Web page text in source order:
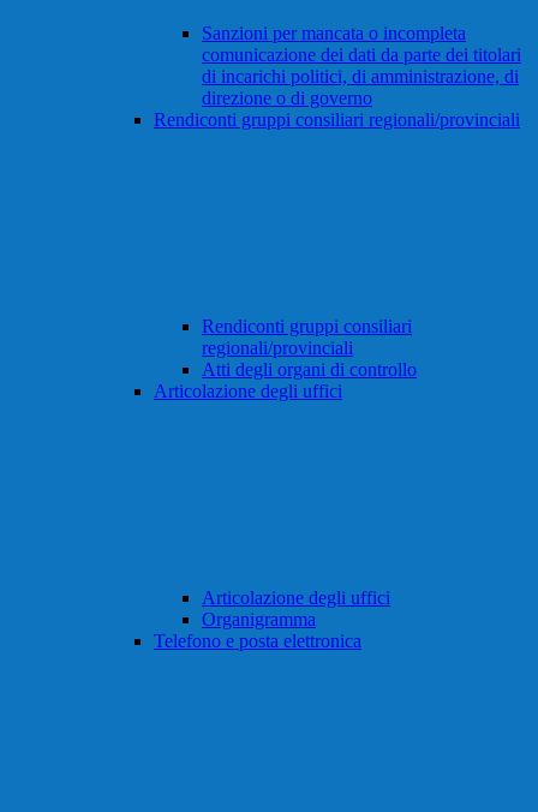
Sanzioni per mancata o incompleta
comunicazione dei dati da parte dei titolari
di incarichi politici, di amministrazione, di
direzione o di governo
Rendiconti gruppi consiliari regionali/provinciali
Rendiconti gruppi consiliari
regionali/provinciali
Atti degli organi di controllo
Articolazione degli uffici
Articolazione degli uffici
Organigramma
Telefono e posta elettronica